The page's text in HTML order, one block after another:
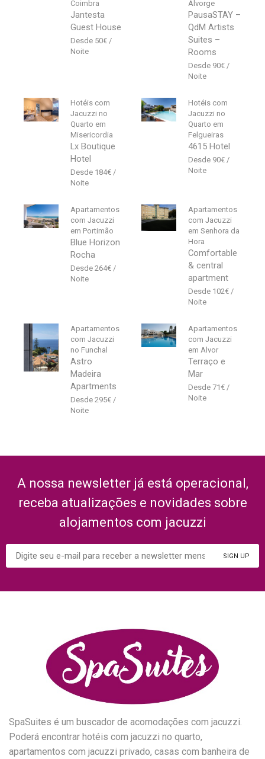
Coimbra
Jantesta
Guest House
50€
Alvorge
PausaSTAY –
QdM Artists
Suites –
Rooms
90€
Hotéis com
Jacuzzi no
Quarto em
Misericordia
Lx Boutique
Hotel
184€
Hotéis com
Jacuzzi no
Quarto em
Felgueiras
4615 Hotel
90€
Apartamentos
com Jacuzzi
em Portimão
Blue Horizon
Rocha
264€
Apartamentos
com Jacuzzi
em Senhora da
Hora
Comfortable
& central
apartment
102€
Apartamentos
com Jacuzzi
no Funchal
Astro
Madeira
Apartments
295€
Apartamentos
com Jacuzzi
em Alvor
Terraço e
Mar
71€
A nossa newsletter já está operacional,
receba atualizações e novidades sobre
alojamentos com jacuzzi
SpaSuites é um buscador de acomodações com jacuzzi.
Poderá encontrar hotéis com jacuzzi no quarto,
apartamentos com jacuzzi privado, casas com banheira de